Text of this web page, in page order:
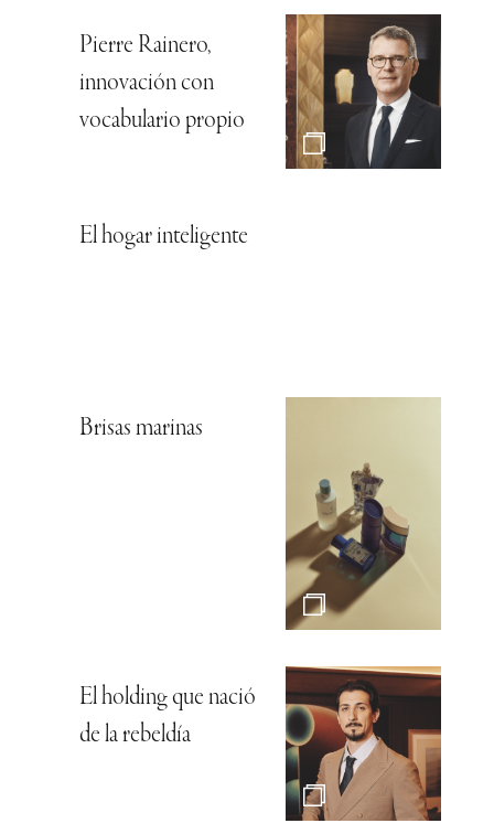
Pierre Rainero,
innovación con
vocabulario propio
El hogar inteligente
Brisas marinas
El holding que nació
de la rebeldía